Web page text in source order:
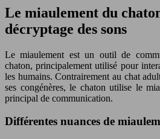
Le miaulement du
décryptage des sons
Le miaulement est un outil de
chaton, principalement utilisé pour
les humains. Contrairement au chat
ses congénères, le chaton utilise le
principal de communication.
Différentes nuances de